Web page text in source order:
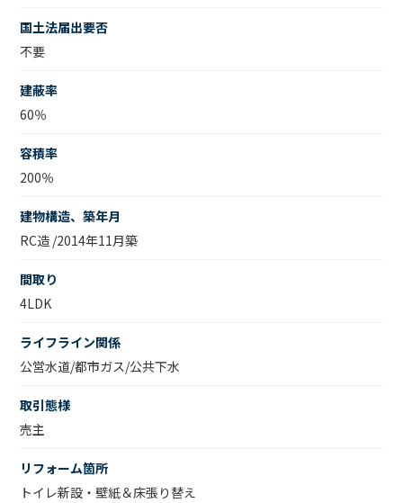
国土法届出要否
不要
建蔽率
60％
容積率
200％
建物構造、築年月
RC造 /2014年11月築
間取り
4LDK
ライフライン関係
公営水道/都市ガス/公共下水
取引態様
売主
リフォーム箇所
トイレ新設・壁紙＆床張り替え